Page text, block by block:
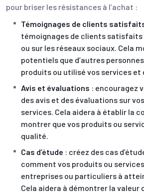
pour briser les résistances à l’achat :
Témoignages de clients
témoignages de clients satisfaits
ou sur les réseaux sociaux. Cela
potentiels que d’autres
produits ou utilisé vos services
Avis et évaluations : encouragez
des avis et des évaluations sur
services. Cela aidera à établir la
montrer que vos produits ou
qualité.
Cas d’étude : créez des cas
comment vos produits ou
entreprises ou particuliers à
Cela aidera à démontrer la valeur